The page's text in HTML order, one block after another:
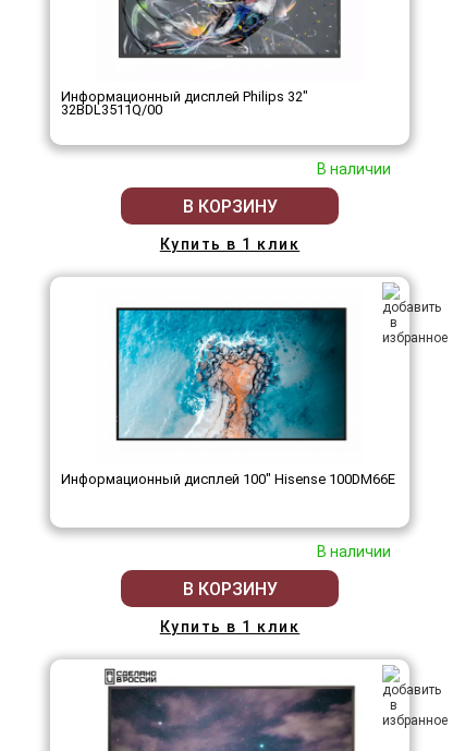
Информационный дисплей Philips 32"
32BDL3511Q/00
В наличии
В КОРЗИНУ
Купить в 1 клик
Информационный дисплей 100" Hisense 100DM66E
В наличии
В КОРЗИНУ
Купить в 1 клик